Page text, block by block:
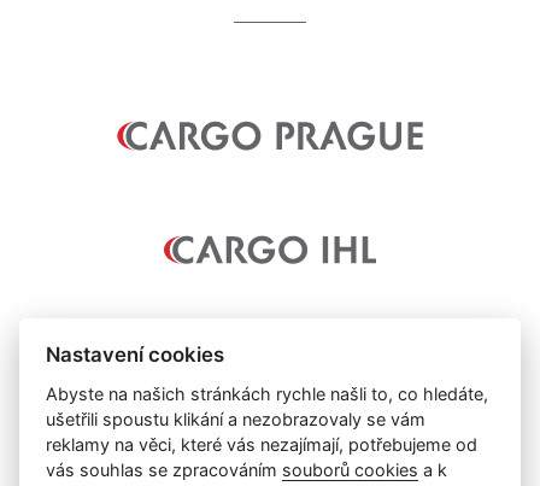
Nastavení cookies
Abyste na našich stránkách rychle našli to, co hledáte,
ušetřili spoustu klikání a nezobrazovaly se vám
reklamy na věci, které vás nezajímají, potřebujeme od
vás souhlas se zpracováním souborů cookies a k